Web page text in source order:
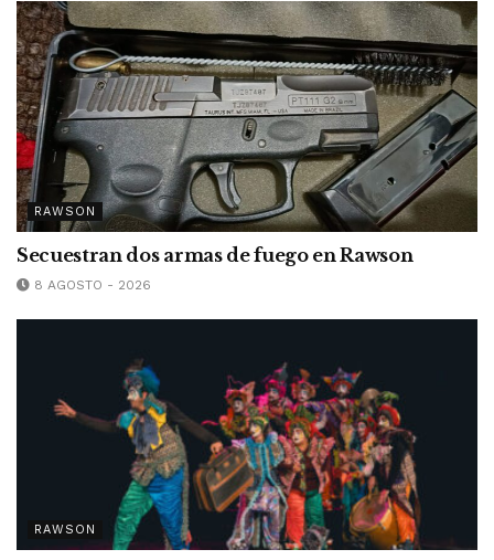
RAWSON
Secuestran dos armas de fuego en Rawson
8 AGOSTO - 2026
RAWSON